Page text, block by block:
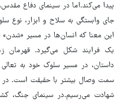
پیدا می‌کند.اما در سینمای دفاع
‌جای وابستگی به سلاح و ابزار، نوع
این معنا که انسان‌ها در مسیر
یک فرایند شکل می‌گیرد.
داستان، در مسیر سلوک خود به
سمت وصال بیشتر با حقیقت است. در
شهادت می‌رسیم.در سینمای جنگ،